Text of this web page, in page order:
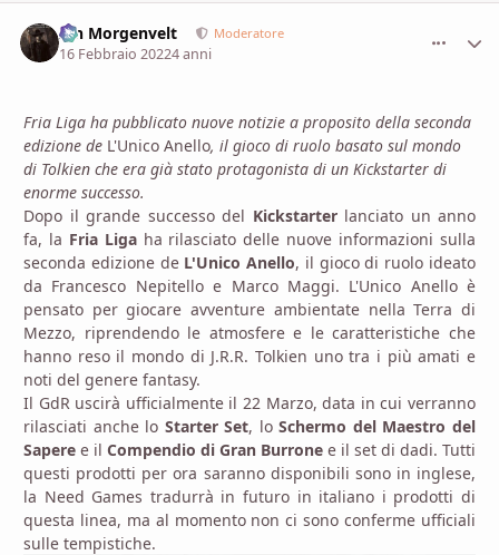
Ian Morgenvelt Moderatore
16 Febbraio 20224 anni
Fria Liga ha pubblicato nuove notizie a proposito della seconda
edizione de L'Unico Anello, il gioco di ruolo basato sul mondo
di Tolkien che era già stato protagonista di un Kickstarter di
enorme successo.
Dopo il grande successo del Kickstarter lanciato un anno
fa, la Fria Liga ha rilasciato delle nuove informazioni sulla
seconda edizione de L'Unico Anello, il gioco di ruolo ideato
da Francesco Nepitello e Marco Maggi. L'Unico Anello è
pensato per giocare avventure ambientate nella Terra di
Mezzo, riprendendo le atmosfere e le caratteristiche che
hanno reso il mondo di J.R.R. Tolkien uno tra i più amati e
noti del genere fantasy.
Il GdR uscirà ufficialmente il 22 Marzo, data in cui verranno
rilasciati anche lo Starter Set, loSchermo del Maestro del
Sapere e il Compendio di Gran Burrone e il set di dadi. Tutti
questi prodotti per ora saranno disponibili sono in inglese,
la Need Games tradurrà in futuro in italiano i prodotti di
questa linea, ma al momento non ci sono conferme ufficiali
sulle tempistiche.